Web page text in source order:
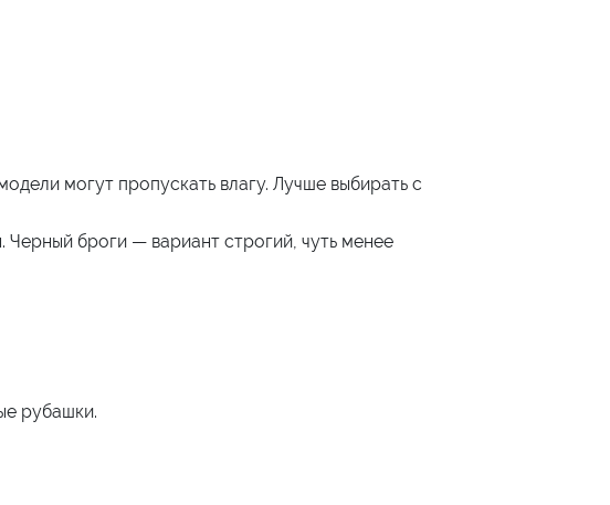
могут пропускать влагу. Лучше выбирать с
броги — вариант строгий, чуть менее
рубашки.